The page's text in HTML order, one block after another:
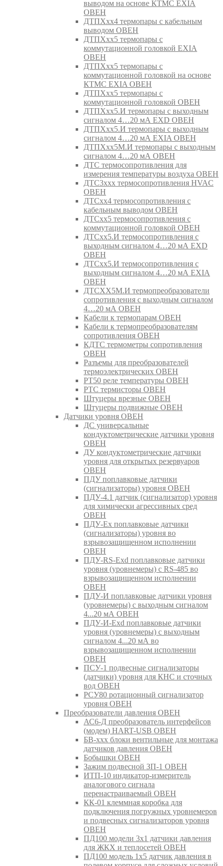
выводом на основе КТМС EXIA
ОВЕН
ДТПХхх4 термопары с кабельным
выводом ОВЕН
ДТПХхх5 термопары с
коммутационной головкой EXIA
ОВЕН
ДТПХхх5 термопары с
коммутационной головкой на основе
КТМС EXIA ОВЕН
ДТПХхх5 термопары с
коммутационной головкой ОВЕН
ДТПХхх5.И термопары с выходным
сигналом 4…20 мА EXD ОВЕН
ДТПХхх5.И термопары с выходным
сигналом 4…20 мА EXIA ОВЕН
ДТПХхх5М.И термопары с выходным
сигналом 4…20 мА ОВЕН
ДТС термосопротивления для
измерения температуры воздуха ОВЕН
ДТС3ххх термосопротивления HVAC
ОВЕН
ДТСхх4 термосопротивления с
кабельным выводом ОВЕН
ДТСхх5 термосопротивления с
коммутационной головкой ОВЕН
ДТСхх5.И термосопротивления с
выходным сигналом 4…20 мА EXD
ОВЕН
ДТСхх5.И термосопротивления с
выходным сигналом 4…20 мА EXIA
ОВЕН
ДТСХХ5М.И термопреобразователи
сопротивления с выходным сигналом
4…20 мА ОВЕН
Кабели к термопарам ОВЕН
Кабели к термопреобразователям
сопротивления ОВЕН
КДТС термометры сопротивления
ОВЕН
Разъемы для преобразователей
термоэлектрических ОВЕН
РТ50 реле температуры ОВЕН
РТС термисторы ОВЕН
Штуцеры врезные ОВЕН
Штуцеры подвижные ОВЕН
Датчики уровня ОВЕН
ДС универсальные
кондуктометрические датчики уровня
ОВЕН
ДУ кондуктометрические датчики
уровня для открытых резервуаров
ОВЕН
ПДУ поплавковые датчики
(сигнализаторы) уровня ОВЕН
ПДУ-4.1 датчик (сигнализатор) уровня
для химически агрессивных сред
ОВЕН
ПДУ-Ex поплавковые датчики
(сигнализаторы) уровня во
взрывозащищенном исполнении
ОВЕН
ПДУ-RS-Exd поплавковые датчики
уровня (уровнемеры) с RS-485 во
взрывозащищенном исполнении
ОВЕН
ПДУ-И поплавковые датчики уровня
(уровнемеры) с выходным сигналом
4...20 мА ОВЕН
ПДУ-И-Exd поплавковые датчики
уровня (уровнемеры) с выходным
сигналом 4...20 мА во
взрывозащищенном исполнении
ОВЕН
ПСУ-1 подвесные сигнализаторы
(датчики) уровня для КНС и сточных
вод ОВЕН
РСУ80 ротационный сигнализатор
уровня ОВЕН
Преобразователи давления ОВЕН
АС6-Д преобразователь интерфейсов
(модем) HART-USB ОВЕН
БВ-ххх блоки вентильные для монтажа
датчиков давления ОВЕН
Бобышки ОВЕН
Зажим подвесной ЗП-1 ОВЕН
ИТП-10 индикатор-измеритель
аналогового сигнала
перенастраиваемый ОВЕН
КК-01 клеммная коробка для
подключения погружных уровнемеров
и подвесных сигнализаторов уровня
ОВЕН
ПД100 модели 3х1 датчики давления
для ЖКХ и теплосетей ОВЕН
ПД100 модель 1х5 датчик давления в